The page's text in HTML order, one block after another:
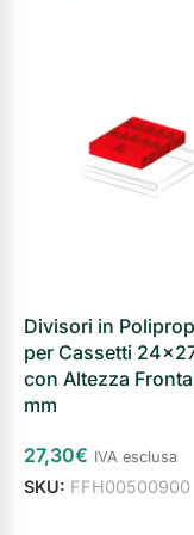
Divisori in
per Cassetti
con Altezza
mm
27,30€ IVA esclusa
SKU: FFH00500900